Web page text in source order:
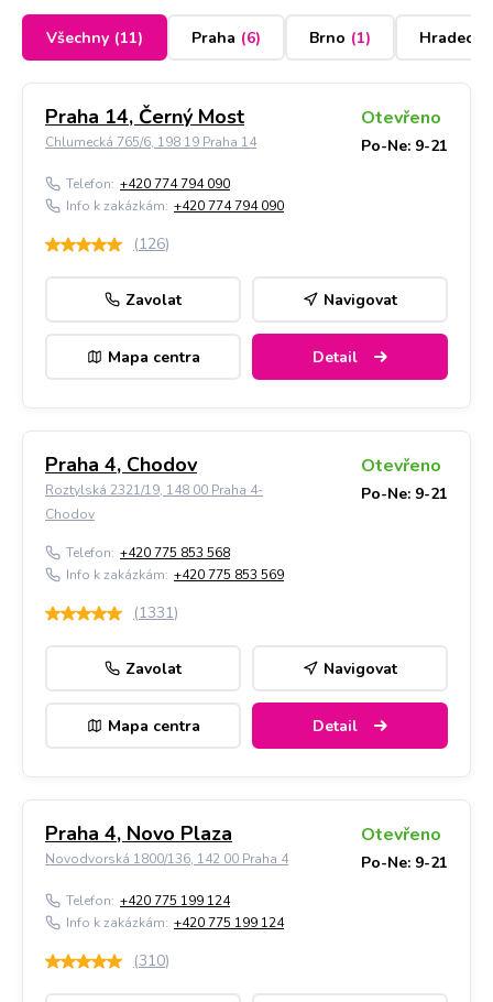
Všechny (11) Praha (6) Brno (1) Hradec
Praha 14, Černý Most
Chlumecká 765/6, 198 19 Praha 14
Otevřeno
Po-Ne: 9-21
Telefon: +420 774 794 090
Info k zakázkám: +420 774 794 090
(126)
Zavolat Navigovat
Mapa centra Detail
Praha 4, Chodov
Roztylská 2321/19, 148 00 Praha 4-
Chodov
Otevřeno
Po-Ne: 9-21
Telefon: +420 775 853 568
Info k zakázkám: +420 775 853 569
(1331)
Zavolat Navigovat
Mapa centra Detail
Praha 4, Novo Plaza
Novodvorská 1800/136, 142 00 Praha 4
Otevřeno
Po-Ne: 9-21
Telefon: +420 775 199 124
Info k zakázkám: +420 775 199 124
(310)